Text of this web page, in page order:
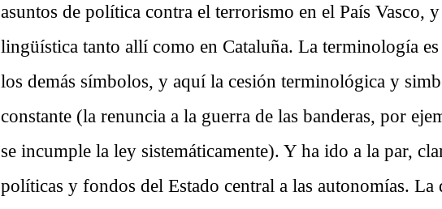
asuntos de política contra el terrorismo en el País Vasco,
lingüística tanto allí como en Cataluña. La terminología
los demás símbolos, y aquí la cesión terminológica y
constante (la renuncia a la guerra de las banderas, por
se incumple la ley sistemáticamente). Y ha ido a la par,
políticas y fondos del Estado central a las autonomías. La